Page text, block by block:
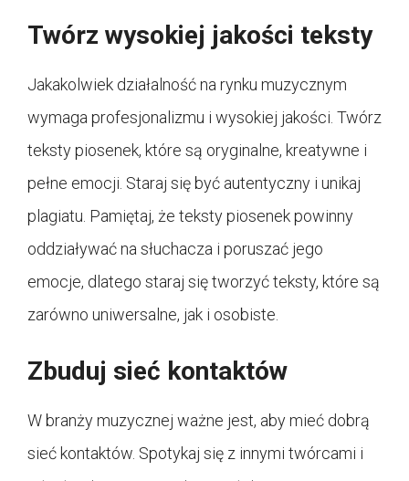
Twórz wysokiej jakości teksty
Jakakolwiek działalność na rynku muzycznym
wymaga profesjonalizmu i wysokiej jakości. Twórz
teksty piosenek, które są oryginalne, kreatywne i
pełne emocji. Staraj się być autentyczny i unikaj
plagiatu. Pamiętaj, że teksty piosenek powinny
oddziaływać na słuchacza i poruszać jego
emocje, dlatego staraj się tworzyć teksty, które są
zarówno uniwersalne, jak i osobiste.
Zbuduj sieć kontaktów
W branży muzycznej ważne jest, aby mieć dobrą
sieć kontaktów. Spotykaj się z innymi twórcami i